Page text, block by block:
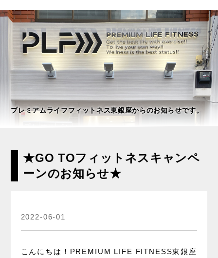
プレミアムライフフィットネス東銀座からのお知らせです。
★GO TOフィットネスキャンペ
ーンのお知らせ★
2022-06-01
こんにちは！PREMIUM LIFE FITNESS東銀座